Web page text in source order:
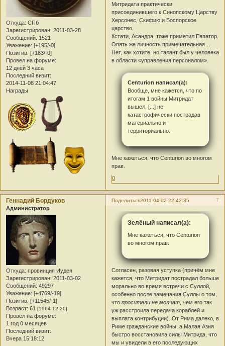
Откуда: СПб
Зарегистрирован: 2011-03-28
Сообщений: 1521
Уважение: [+195/-0]
Позитив: [+183/-0]
Провел на форуме:
12 дней 3 часа
Последний визит:
2014-11-08 21:04:47
Награды
Митридата практически
присоединившего к Синопскому Царству
Херсонес, Скифию и Боспорское
царство.
Кстати, Асандра, тоже приметил Евпатор.
Опять же личность примечательная…
Нет, как хотите, но талант был у человека
в области «управления персоналом».
Centurion написал(а):
Вообще, мне кажется, что по
итогам 1 войны Митридат
вышел, [...] не
катастрофически пострадав
материально и
территориально.
Мне кажеться, что Centurion во многом
прав.
0
Поделиться 7
2011-04-02 22:42:35
Геннадий Бордуков
Администратор
Откуда: провинция Иудея
Зарегистрирован: 2011-03-02
Сообщений: 49297
Уважение: [+4769/-19]
Позитив: [+11545/-1]
Возраст: 61 [1964-12-20]
Провел на форуме:
1 год 0 месяцев
Последний визит:
Вчера 15:18:12
Зелёный написал(а):
Мне кажеться, что Centurion
во многом прав.
Согласен, разовая уступка (причём мне
кажется, что Митридат пострадал больше
морально во время встречи с Суллой,
особенно после замечания Суллы о том,
чтопросители не молчат , чем его так
уж расстроила передача кораблей и
выплата контрибуции). От Рима далеко, в
Риме гражданские войны, а Малая Азия
быстро восстановила силы Митрида, что
мы и увидели в его последующих